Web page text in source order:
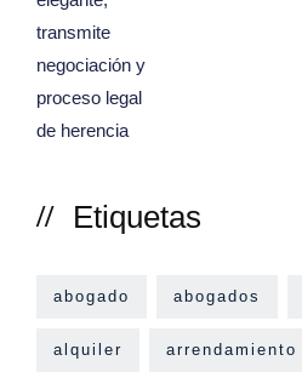
Etiquetas
abogado abogados
alquiler arrendamiento